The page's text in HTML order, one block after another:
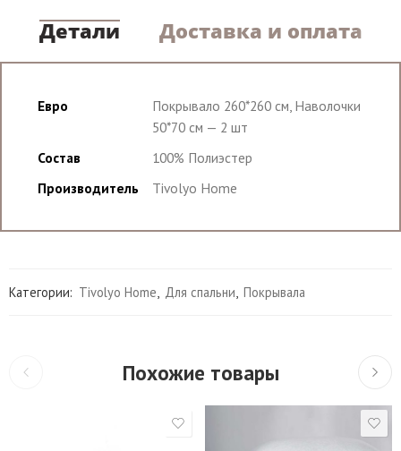
Детали Доставка и оплата
Евро
Покрывало 260*260 см, Наволочки
50*70 см — 2 шт
Состав
100% Полиэстер
Производитель
Tivolyo Home
Категории: Tivolyo Home, Для спальни, Покрывала
Похожие товары